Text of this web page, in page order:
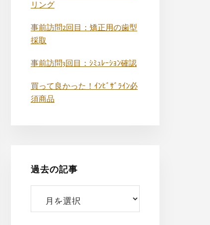
リング
事前訪問2回目：矯正用の歯型
採取
事前訪問3回目：ｼﾐｭﾚｰｼｮﾝ確認
買って良かった！ｲﾝﾋﾞｻﾞﾗｲﾝ必
須商品
過去の記事